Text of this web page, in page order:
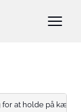
for at holde på